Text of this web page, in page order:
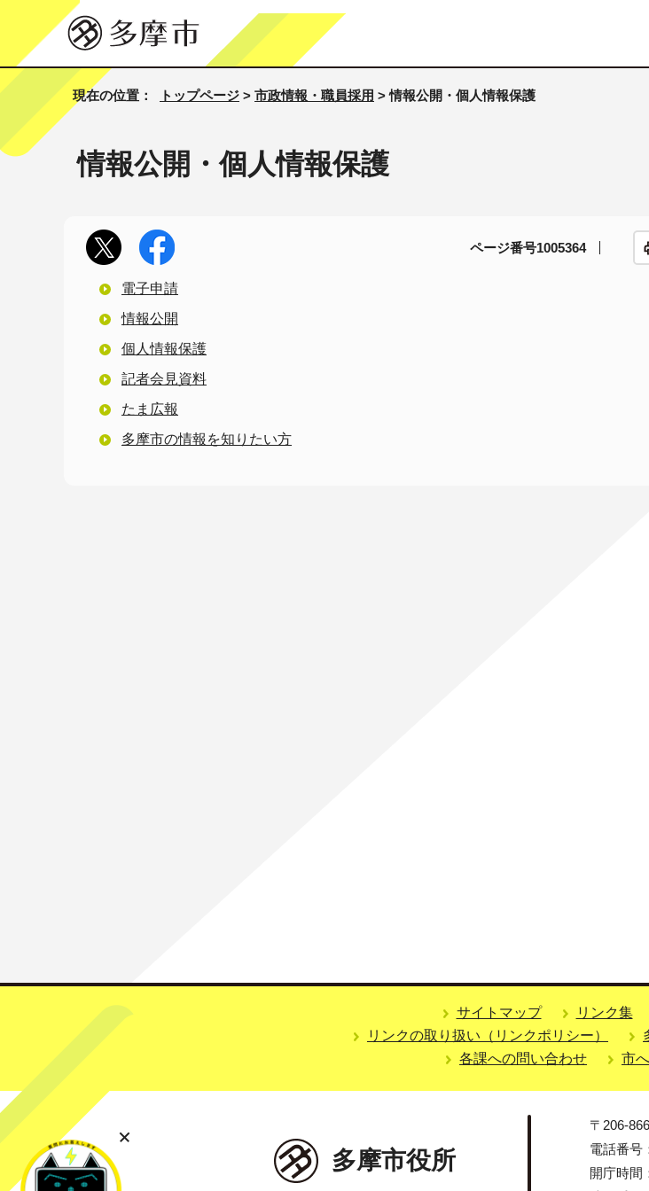
現在の位置： トップページ > 市政情報・職員採用 > 情報公開・個人情報保護
情報公開・個人情報保護
ページ番号1005364
電子申請
情報公開
個人情報保護
記者会見資料
たま広報
多摩市の情報を知りたい方
サイトマップ リンク集
リンクの取り扱い（リンクポリシー）
各課への問い合わせ
市
多摩市役所
〒206-
電話番号
開庁時間